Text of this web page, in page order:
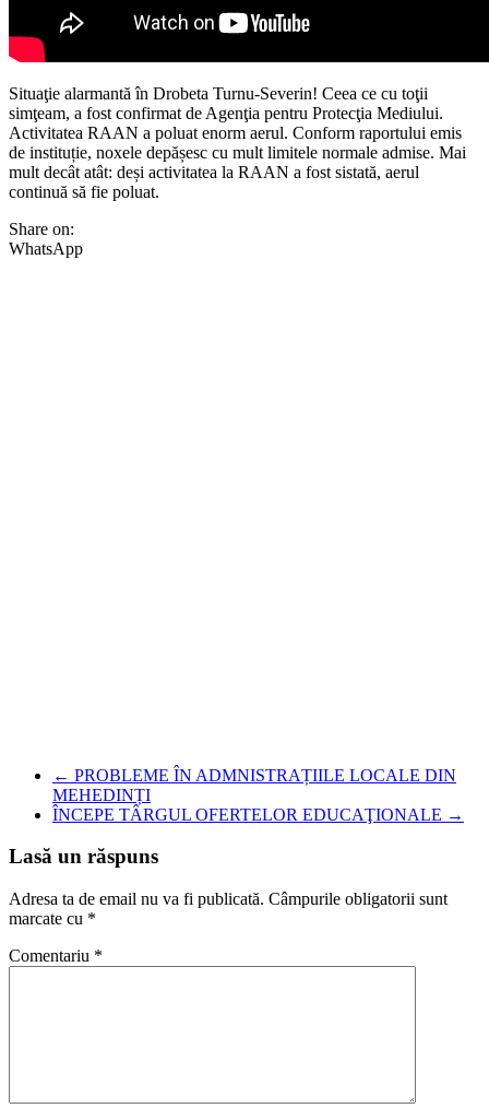
Situaţie alarmantă în Drobeta Turnu-Severin! Ceea ce cu toţii
simţeam, a fost confirmat de Agenţia pentru Protecţia Mediului.
Activitatea RAAN a poluat enorm aerul. Conform raportului emis
de instituție, noxele depășesc cu mult limitele normale admise. Mai
mult decât atât: deși activitatea la RAAN a fost sistată, aerul
continuă să fie poluat.
Share on:
WhatsApp
← PROBLEME ÎN ADMNISTRAȚIILE LOCALE DIN
MEHEDINȚI
ÎNCEPE TÂRGUL OFERTELOR EDUCAŢIONALE →
Lasă un răspuns
Adresa ta de email nu va fi publicată. Câmpurile obligatorii sunt
marcate cu *
Comentariu *